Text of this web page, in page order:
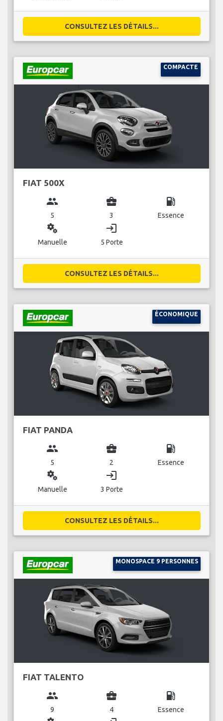
CONSULTEZ LES DÉTAILS...
COMPACTE
FIAT 500X
group
5
business_center
3
local_gas_station
Essence
miscellaneous_services
Manuelle
login
5 Porte
CONSULTEZ LES DÉTAILS...
ÉCONOMIQUE
FIAT PANDA
group
5
business_center
2
local_gas_station
Essence
miscellaneous_services
Manuelle
login
3 Porte
CONSULTEZ LES DÉTAILS...
MONOSPACE 9 PERSONNES
FIAT TALENTO
group
9
business_center
4
local_gas_station
Essence